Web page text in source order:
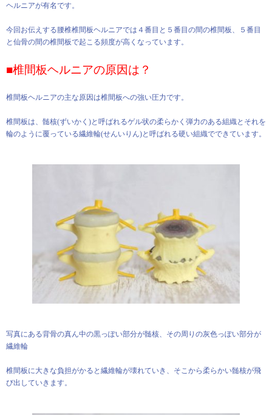
ヘルニアが有名です。
今回お伝えする腰椎椎間板ヘルニアでは４番目と５番目の間の椎間板、５番目
と仙骨の間の椎間板で起こる頻度が高くなっています。
■椎間板ヘルニアの原因は？
椎間板ヘルニアの主な原因は椎間板への強い圧力です。
椎間板は、髄核(ずいかく)と呼ばれるゲル状の柔らかく弾力のある組織とそれを
輪のように覆っている繊維輪(せんいりん)と呼ばれる硬い組織でできています。
写真にある背骨の真ん中の黒っぽい部分が髄核、その周りの灰色っぽい部分が
繊維輪
椎間板に大きな負担がかると繊維輪が壊れていき、そこから柔らかい髄核が飛
び出していきます。